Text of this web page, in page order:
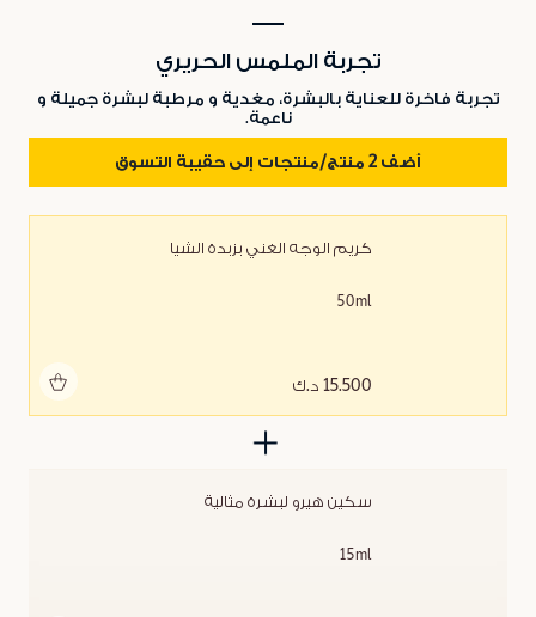
كريم الوجه الغني بزبدة الشيا
50ml
15.500 د.ك
سكين هيرو لبشرة مثالية
15ml
تجربة الملمس الحريري
تجربة فاخرة للعناية بالبشرة، مغدية و مرطبة لبشرة جميلة و
ناعمة.
أضف 2 منتج/منتجات إلى حقيبة التسوق